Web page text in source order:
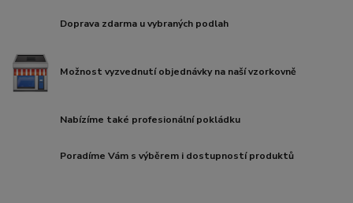
Doprava zdarma u vybraných podlah
Možnost vyzvednutí objednávky na naší vzorkovně
Nabízíme také profesionální pokládku
Poradíme Vám s výběrem i dostupností produktů